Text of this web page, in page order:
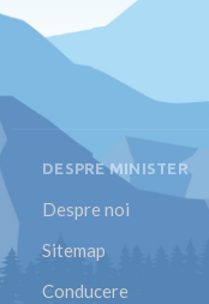
DESPRE MINISTER
Despre noi
Sitemap
Conducere